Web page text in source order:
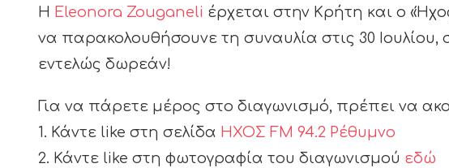
Η Eleonora Zouganeli έρχεται στην Κρήτη και ο
να παρακολουθήσουνε τη συναυλία στις 30 Ιουλίου,
εντελώς δωρεάν!
Για να πάρετε μέρος στο διαγωνισμό, πρέπει να
1. Κάντε like στη σελίδα ΗΧΟΣ FM 94.2 Ρέθυμνο
2. Κάντε like στη φωτογραφία του διαγωνισμού εδώ